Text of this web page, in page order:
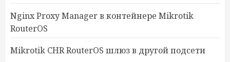
Nginx Proxy Manager в контейнере Mikrotik
RouterOS
Mikrotik CHR RouterOS шлюз в другой подсети